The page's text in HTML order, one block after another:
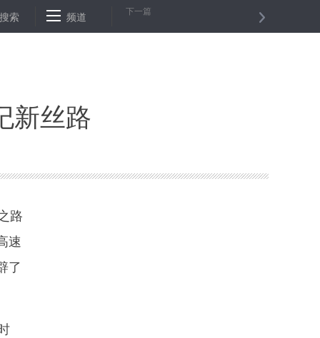
贫困户来“扶贫” 一起敲响幸福门——山东临淄以公益岗位推动贫困
搜索 频道 下一篇
新丝路
路
速
了